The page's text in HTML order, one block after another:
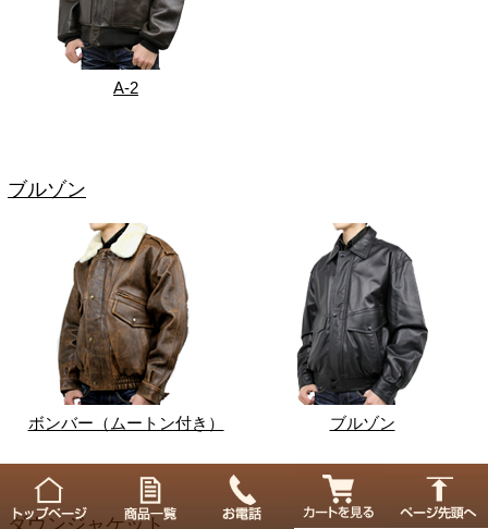
A-2
ブルゾン
ボンバー（ムートン付き） ブルゾン